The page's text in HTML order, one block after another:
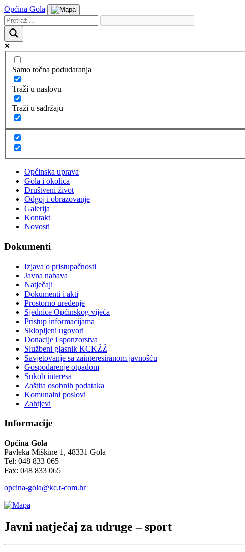
Općina Gola
Samo točna podudaranja
Traži u naslovu
Traži u sadržaju
Općinska uprava
Gola i okolica
Društveni život
Odgoj i obrazovanje
Galerija
Kontakt
Novosti
Dokumenti
Izjava o pristupačnosti
Javna nabava
Natječaji
Dokumenti i akti
Prostorno uređenje
Sjednice Općinskog vijeća
Pristup informacijama
Sklopljeni ugovori
Donacije i sponzorstva
Službeni glasnik KCKŽŽ
Savjetovanje sa zainteresiranom javnošću
Gospodarenje otpadom
Sukob interesa
Zaštita osobnih podataka
Komunalni poslovi
Zahtjevi
Informacije
Općina Gola
Pavleka Miškine 1, 48331 Gola
Tel: 048 833 065
Fax: 048 833 065
opcina-gola@kc.t-com.hr
Javni natječaj za udruge – sport